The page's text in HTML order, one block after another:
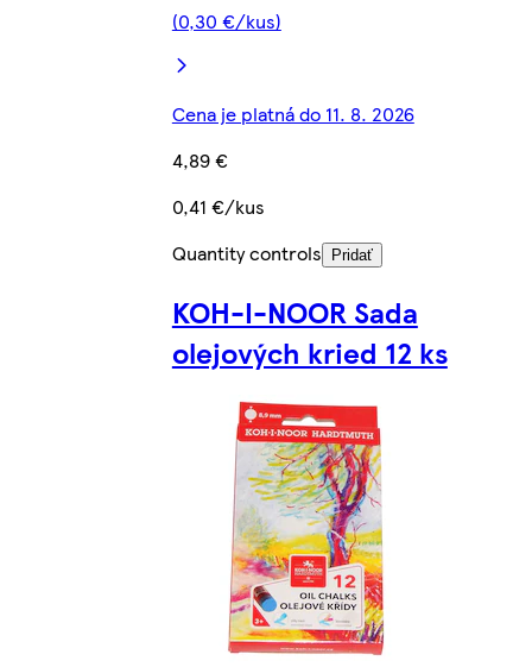
(0,30 €/kus)
Cena je platná do 11. 8. 2026
4,89 €
0,41 €/kus
Quantity controls
Pridať
KOH-I-NOOR Sada
olejových kried 12 ks